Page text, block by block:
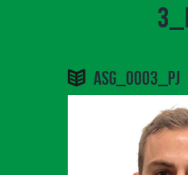
ASG_0003_PJ